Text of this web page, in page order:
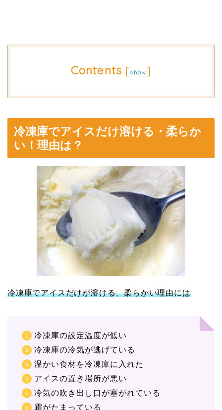
Contents [show]
冷凍庫でアイスだけ溶ける・柔らか
い！理由は？
冷凍庫でアイスだけが溶ける、柔らかい理由には
冷凍庫の設定温度が低い
冷凍庫の冷気が逃げている
温かい食材を冷凍庫に入れた
アイスの置き場所が悪い
冷気の吹き出し口が塞がれている
霜がたまっている